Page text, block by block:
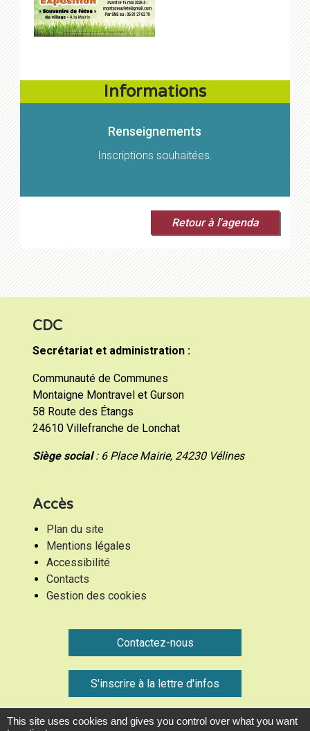
Informations
Renseignements
Inscriptions souhaitées.
Retour à l'agenda
CDC
Secrétariat et administration :
Communauté de Communes
Montaigne Montravel et Gurson
58 Route des Étangs
24610 Villefranche de Lonchat
Siège social: 6 Place Mairie, 24230 Vélines
Accès
Plan du site
Mentions légales
Accessibilité
Contacts
Gestion des cookies
Contactez-nous
S'inscrire à la lettre d'infos
Communauté de Communes Montaigne Montravel et
This site uses cookies and gives you control over what you want